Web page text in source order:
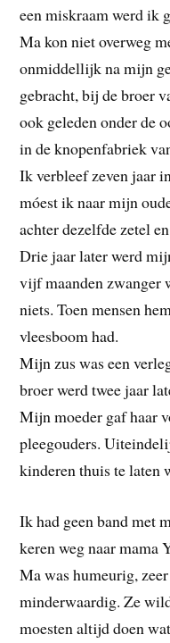
een miskraam werd ik
Ma kon niet overweg
onmiddellijk na mijn
gebracht, bij de broer
ook geleden onder de
in de knopenfabriek
Ik verbleef zeven jaar
móest ik naar mijn
achter dezelfde zetel
Drie jaar later werd
vijf maanden zwanger
niets. Toen mensen
vleesboom had.
Mijn zus was een
broer werd twee jaar
Mijn moeder gaf haar
pleegouders.
kinderen thuis te laten
Ik had geen band met
keren weg naar mama
Ma was humeurig,
minderwaardig. Ze
moesten altijd doen